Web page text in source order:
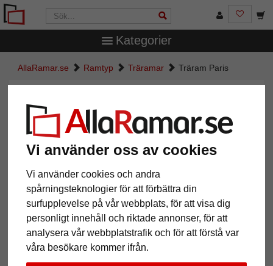
Vi använder oss av cookies
Vi använder cookies och andra
spårningsteknologier för att förbättra din
surfupplevelse på vår webbplats, för att visa dig
personligt innehåll och riktade annonser, för att
analysera vår webbplatstrafik och för att förstå var
våra besökare kommer ifrån.
Kategorier
AllaRamar.se Ramtyp Träramar Träram Paris
Tillbaka